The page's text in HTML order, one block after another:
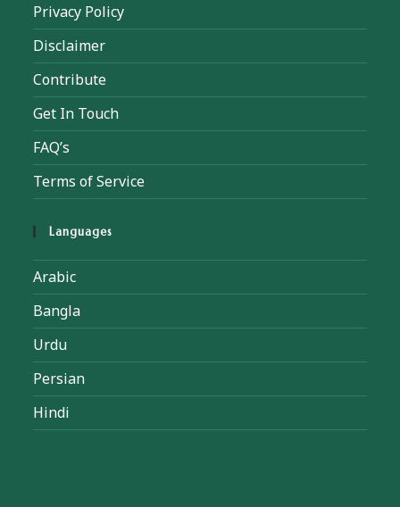
Privacy Policy
Disclaimer
Contribute
Get In Touch
FAQ’s
Terms of Service
Languages
Arabic
Bangla
Urdu
Persian
Hindi